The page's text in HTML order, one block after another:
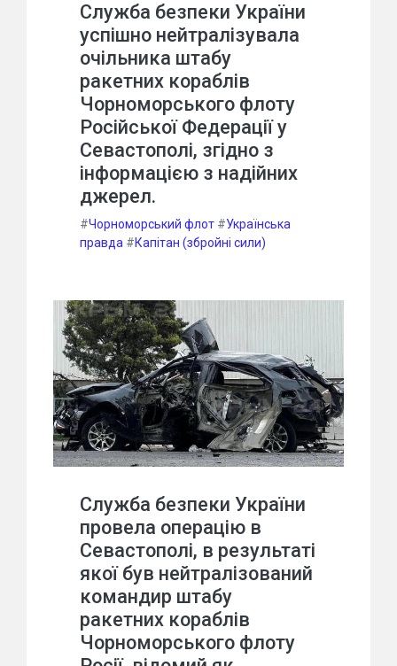
Служба безпеки України
успішно нейтралізувала
очільника штабу
ракетних кораблів
Чорноморського флоту
Російської Федерації у
Севастополі, згідно з
інформацією з надійних
джерел.
#Чорноморський флот #Українська
правда #Капітан (збройні сили)
Служба безпеки України
провела операцію в
Севастополі, в результаті
якої був нейтралізований
командир штабу
ракетних кораблів
Чорноморського флоту